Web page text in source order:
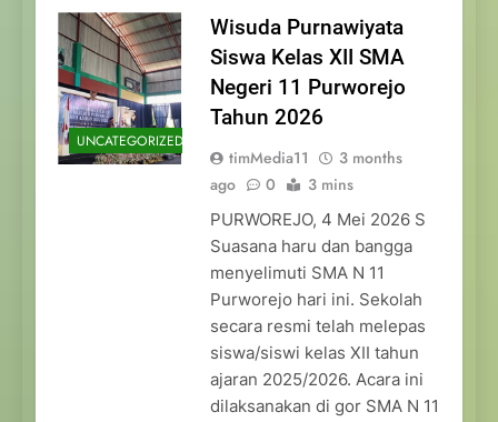
UNCATEGORIZED
Wisuda Purnawiyata
Siswa Kelas XII SMA
Negeri 11 Purworejo
Tahun 2026
timMedia11
3 months
ago
0 3 mins
PURWOREJO, 4 Mei 2026 S
Suasana haru dan bangga
menyelimuti SMA N 11
Purworejo hari ini. Sekolah
secara resmi telah melepas
siswa/siswi kelas XII tahun
ajaran 2025/2026. Acara ini
dilaksanakan di gor SMA N 11